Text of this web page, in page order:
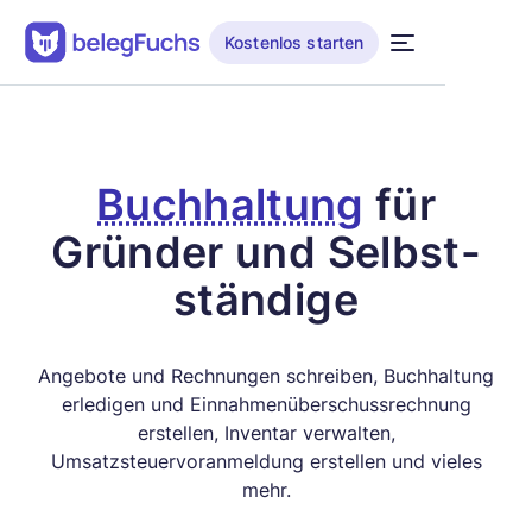
Kostenlos starten
Buchhaltung für
Gründer und Selbst­
ständige
Angebote und Rechnungen schreiben, Buchhaltung
erledigen und Einnahmenüberschussrechnung
erstellen, Inventar verwalten,
Umsatzsteuervoranmeldung erstellen und vieles
mehr.